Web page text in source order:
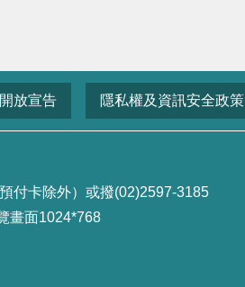
放宣告 隱私權及資訊安全政策
付卡除外）或撥(02)2597-3185
畫面1024*768